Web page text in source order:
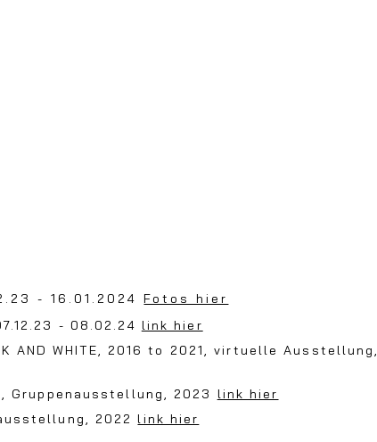
- 16.01.2024Fotos hier
- 08.02.24 link hier
AND WHITE, 2016 to 2021,virtuelle Ausstellung,
Gruppenausstellung, 2023 link hier
, 2022link hier